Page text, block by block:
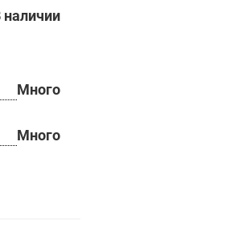
наличии
Много
Много